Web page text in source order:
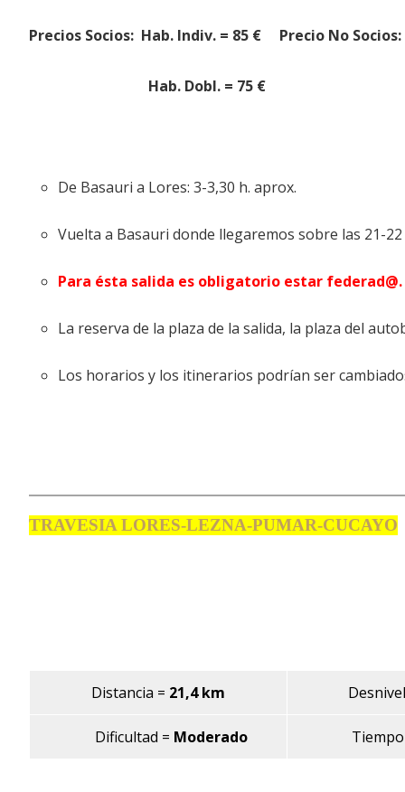
Precios Socios: Hab. Indiv. = 85 € Precio No Socios:
Hab. Dobl. = 75 € Hab.
De Basauri a Lores: 3-3,30 h. aprox.
Vuelta a Basauri donde llegaremos sobre las 21-22
Para ésta salida es obligatorio estar federad@.
La reserva de la plaza de la salida, la plaza del
Los horarios y los itinerarios podrían ser
TRAVESIA LORES-LEZNA-PUMAR-CUCAYO
Distancia = 21,4 km
Dificultad = Moderado